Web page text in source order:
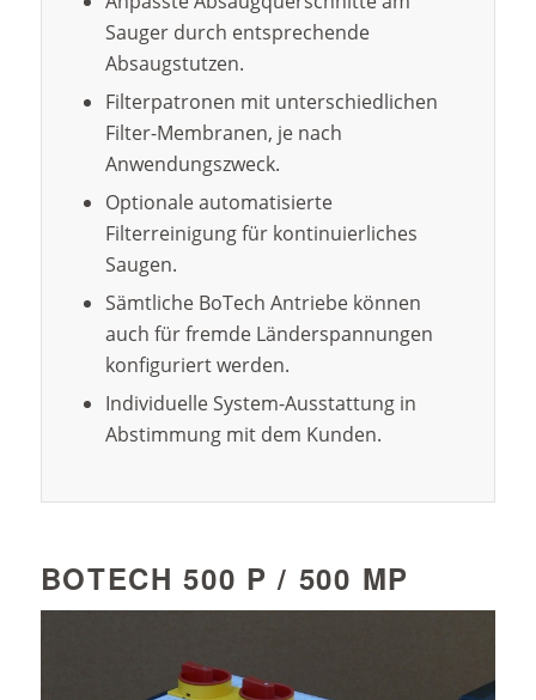
Sauger durch entsprechende
Absaugstutzen.
Filterpatronen mit unterschiedlichen
Filter-Membranen, je nach
Anwendungszweck.
Optionale automatisierte
Filterreinigung für kontinuierliches
Saugen.
Sämtliche BoTech Antriebe können
auch für fremde Länderspannungen
konfiguriert werden.
Individuelle System-Ausstattung in
Abstimmung mit dem Kunden.
BOTECH 500 P / 500 MP